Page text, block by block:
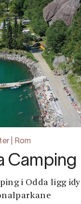
| Rom
Camping
i Odda ligg